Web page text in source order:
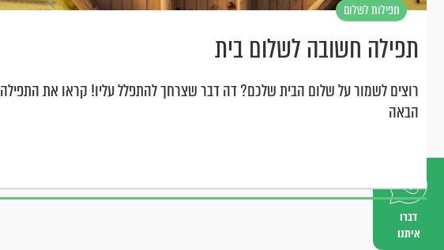
דברו
איתנו
תפילות לשלום
תפילה חשובה לשלום בית
רוצים לשמור על שלום הבית שלכם? דה דבר שצרחך להתפלל עליו! קראו את התפילה
הבאה